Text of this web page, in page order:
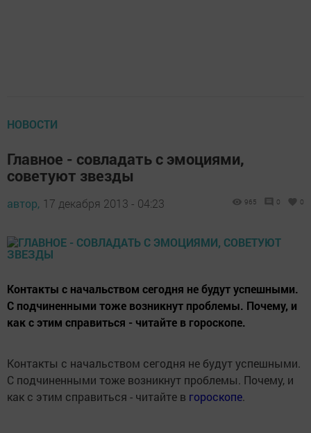
НОВОСТИ
Главное - совладать с эмоциями,
советуют звезды
автор, 17 декабря 2013 - 04:23 965 0 0
Контакты с начальством сегодня не будут успешными.
С подчиненными тоже возникнут проблемы. Почему, и
как с этим справиться - читайте в гороскопе.
Контакты с начальством сегодня не будут успешными.
С подчиненными тоже возникнут проблемы. Почему, и
как с этим справиться - читайте в гороскопе.